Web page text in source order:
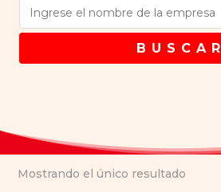
B U S C A R
Mostrando el único resultado